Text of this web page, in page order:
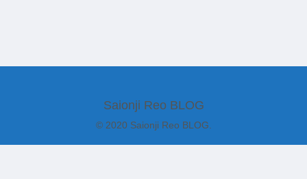
Saionji Reo BLOG
© 2020 Saionji Reo BLOG.